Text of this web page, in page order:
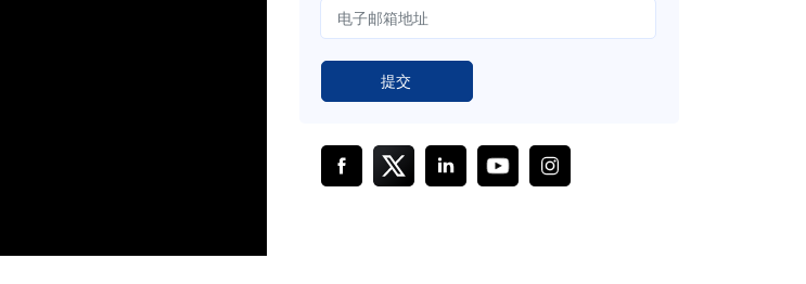
提交